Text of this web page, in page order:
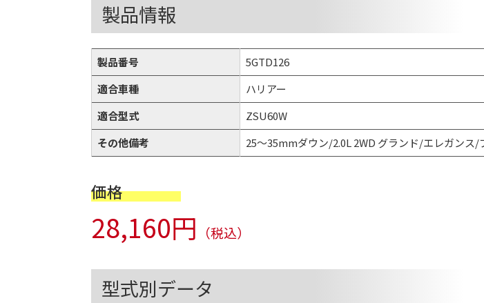
製品情報
製品番号
5GTD126
適合車種
ハリアー
適合型式
ZSU60W
その他備考
25～35mmダウン/2.0L 2WD グランド/エレガンス/
価格
28,160円 （税込）
型式別データ